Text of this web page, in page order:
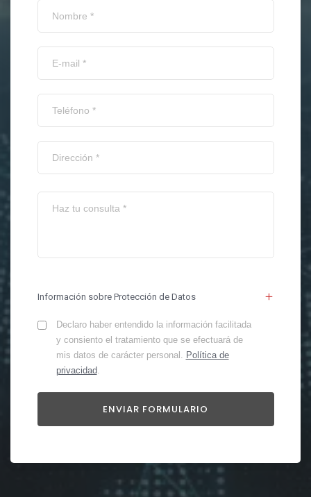
Información sobre Protección de Datos
Declaro haber entendido la información facilitada
y consiento el tratamiento que se efectuará de
mis datos de carácter personal. Política de
privacidad.